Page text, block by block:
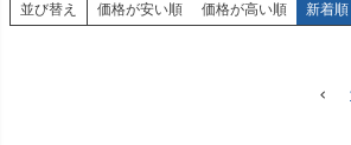
並び替え 価格が安い順 価格が高い順 新着順